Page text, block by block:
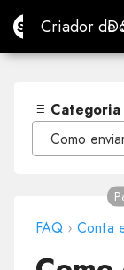
Site.proCriador de
Criador de
Categoria
Como
FAQ › Conta